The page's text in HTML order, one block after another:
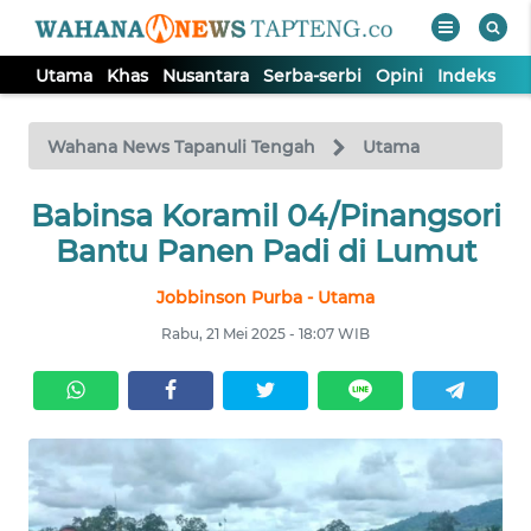
Utama Khas Nusantara Serba-serbi Opini Indeks
Wahana News Tapanuli Tengah Utama
Babinsa Koramil 04/Pinangsori
Bantu Panen Padi di Lumut
Jobbinson Purba - Utama
Rabu, 21 Mei 2025 - 18:07 WIB
TV
Tutup
UTAMA
SERBA-
SERBI
OPINI